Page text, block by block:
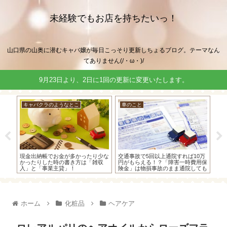
未経験でもお店を持ちたいっ！
山口県の山奥に潜むキャバ嬢が毎日こっそり更新しちょるブログ。テーマなん
てありません(/・ω・)/
9月23日より、2日に1回の更新に変更いたします。
キャバクラのようなとこ
現金出納帳でお金が多かったり少な
かったりした時の書き方は「雑収
入」と「事業主貸」！
車のこと
交通事故で5回以上通院すれば10万
円がもらえる！？「障害一時費用保
険金」は物損事故のまま通院しても
もらえたよ！
ホーム 化粧品 ヘアケア